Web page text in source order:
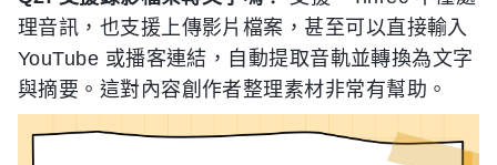
理音訊，也支援上傳影片檔案，甚至可以直接輸入
YouTube 或播客連結，自動提取音軌並轉換為文字
與摘要。這對內容創作者整理素材非常有幫助。